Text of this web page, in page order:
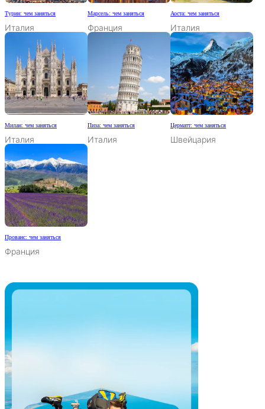
Турин: чем заняться
Италия
Марсель: чем заняться
Франция
Аоста: чем заняться
Италия
Милан: чем заняться
Италия
Пиза: чем заняться
Италия
Церматт: чем заняться
Швейцария
Прованс: чем заняться
Франция